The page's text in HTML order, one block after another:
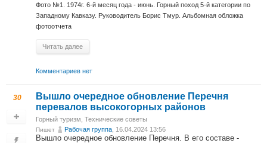
Фото №1. 1974г. 6-й месяц года - июнь. Горный поход 5-й категории по
Западному Кавказу. Руководитель Борис Тмур. Альбомная обложка
фотоотчета
Читать далее
Комментариев нет
30
Вышло очередное обновление Перечня
перевалов высокогорных районов
Горный туризм Технические советы
Пишет Рабочая группа , 16.04.2024 13:56
Вышло очередное обновление Перечня. В его составе -